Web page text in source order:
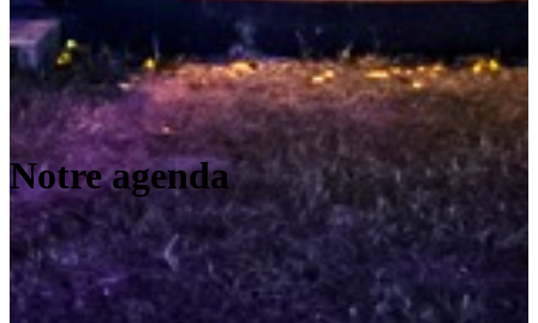
Notre agenda